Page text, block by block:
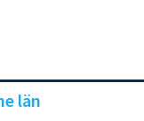
län